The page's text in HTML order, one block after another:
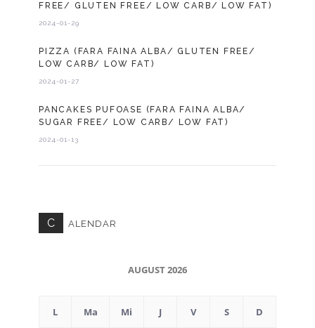
FREE/ GLUTEN FREE/ LOW CARB/ LOW FAT)
2024-01-29
PIZZA (FARA FAINA ALBA/ GLUTEN FREE/
LOW CARB/ LOW FAT)
2024-01-27
PANCAKES PUFOASE (FARA FAINA ALBA/
SUGAR FREE/ LOW CARB/ LOW FAT)
2024-01-13
C ALENDAR
AUGUST 2026
L Ma Mi J V S D